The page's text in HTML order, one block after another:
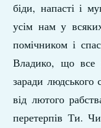
біди, напасті і
усім нам у
помічником і
Владико, що все
заради людського
від лютого
перетерпів Ти.